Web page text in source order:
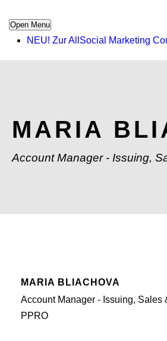
Open Menu
NEU! Zur AllSocial Marketing
MARIA
Account Manager - Issuing,
MARIA BLIACHOVA
Account Manager - Issuing, Sales
PPRO